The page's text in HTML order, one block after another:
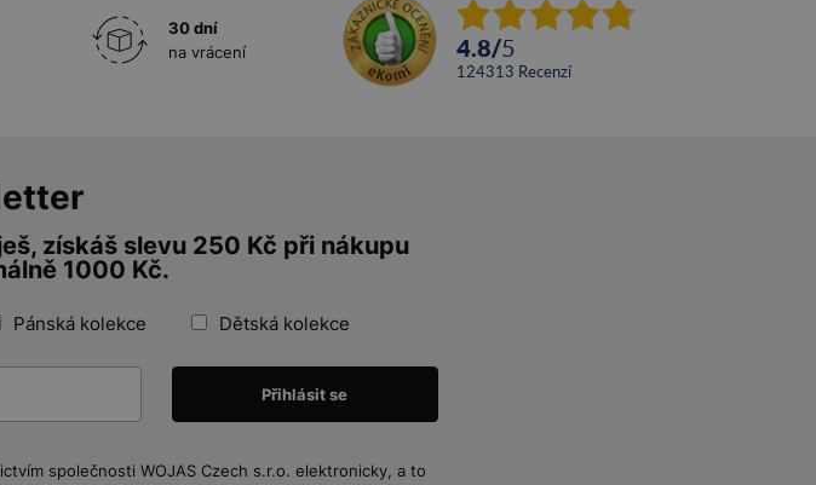
30 dní
na vrácení
4.8/5
124313 recenzí
získáš slevu 250 Kč při nákupu
1000 Kč.
Pánská kolekce Dětská kolekce
společnosti WOJAS Czech s.r.o. elektronicky, a to